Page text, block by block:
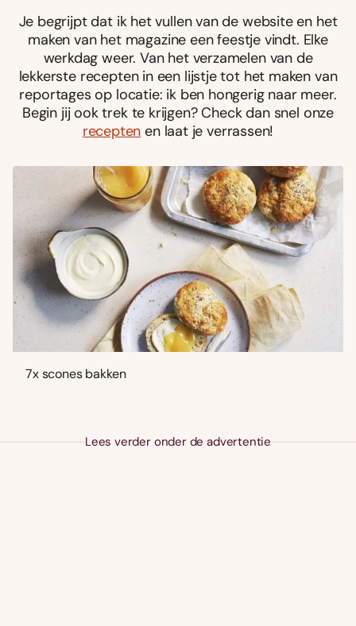
Je begrijpt dat ik het vullen van de website en het
maken van het magazine een feestje vindt. Elke
werkdag weer. Van het verzamelen van de
lekkerste recepten in een lijstje tot het maken van
reportages op locatie: ik ben hongerig naar meer.
Begin jij ook trek te krijgen? Check dan snel onze
recepten en laat je verrassen!
7x scones bakken
Lees verder onder de advertentie